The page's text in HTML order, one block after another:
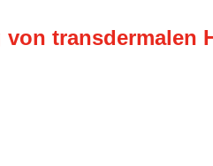
transdermalen